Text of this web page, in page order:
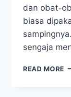
dan obat-
biasa
sengaja
READ MORE